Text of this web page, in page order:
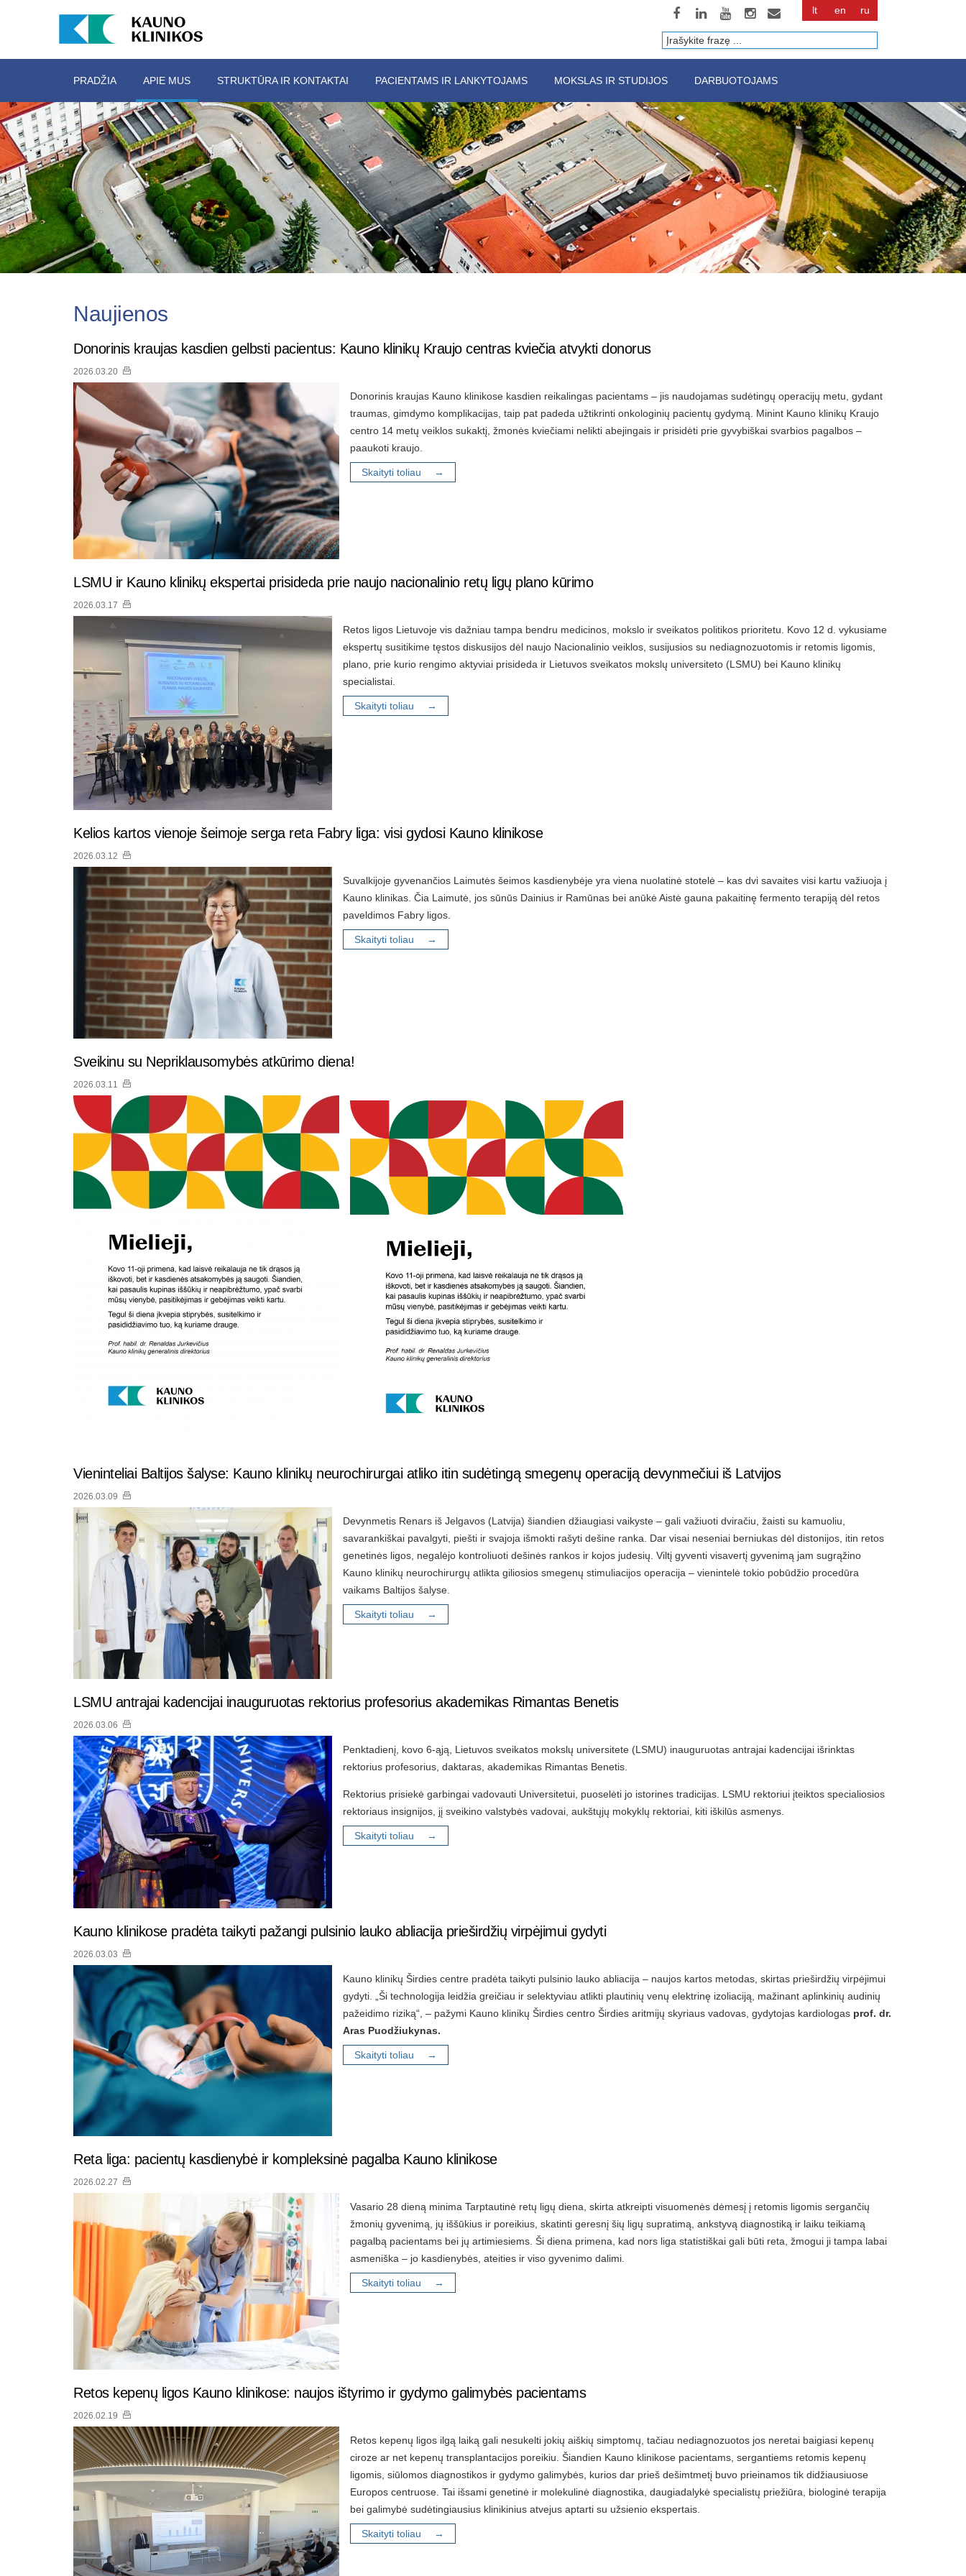
lt en ru
Paieška
PRADŽIA APIE MUS STRUKTŪRA IR KONTAKTAI PACIENTAMS IR LANKYTOJAMS MOKSLAS IR STUDIJOS DARBUOTOJAMS
Naujienos
Donorinis kraujas kasdien gelbsti pacientus: Kauno klinikų Kraujo centras kviečia atvykti donorus
2026.03.20
Donorinis kraujas Kauno klinikose kasdien reikalingas pacientams – jis naudojamas sudėtingų operacijų metu, gydant
traumas, gimdymo komplikacijas, taip pat padeda užtikrinti onkologinių pacientų gydymą. Minint Kauno klinikų Kraujo
centro 14 metų veiklos sukaktį, žmonės kviečiami nelikti abejingais ir prisidėti prie gyvybiškai svarbios pagalbos –
paaukoti kraujo.
Skaityti toliau →
LSMU ir Kauno klinikų ekspertai prisideda prie naujo nacionalinio retų ligų plano kūrimo
2026.03.17
Retos ligos Lietuvoje vis dažniau tampa bendru medicinos, mokslo ir sveikatos politikos prioritetu. Kovo 12 d. vykusiame
ekspertų susitikime tęstos diskusijos dėl naujo Nacionalinio veiklos, susijusios su nediagnozuotomis ir retomis ligomis,
plano, prie kurio rengimo aktyviai prisideda ir Lietuvos sveikatos mokslų universiteto (LSMU) bei Kauno klinikų
specialistai.
Skaityti toliau →
Kelios kartos vienoje šeimoje serga reta Fabry liga: visi gydosi Kauno klinikose
2026.03.12
Suvalkijoje gyvenančios Laimutės šeimos kasdienybėje yra viena nuolatinė stotelė – kas dvi savaites visi kartu važiuoja į
Kauno klinikas. Čia Laimutė, jos sūnūs Dainius ir Ramūnas bei anūkė Aistė gauna pakaitinę fermento terapiją dėl retos
paveldimos Fabry ligos.
Skaityti toliau →
Sveikinu su Nepriklausomybės atkūrimo diena!
2026.03.11
Vieninteliai Baltijos šalyse: Kauno klinikų neurochirurgai atliko itin sudėtingą smegenų operaciją devynmečiui iš Latvijos
2026.03.09
Devynmetis Renars iš Jelgavos (Latvija) šiandien džiaugiasi vaikyste – gali važiuoti dviračiu, žaisti su kamuoliu,
savarankiškai pavalgyti, piešti ir svajoja išmokti rašyti dešine ranka. Dar visai neseniai berniukas dėl distonijos, itin retos
genetinės ligos, negalėjo kontroliuoti dešinės rankos ir kojos judesių. Viltį gyventi visavertį gyvenimą jam sugrąžino
Kauno klinikų neurochirurgų atlikta giliosios smegenų stimuliacijos operacija – vienintelė tokio pobūdžio procedūra
vaikams Baltijos šalyse.
Skaityti toliau →
LSMU antrajai kadencijai inauguruotas rektorius profesorius akademikas Rimantas Benetis
2026.03.06
Penktadienį, kovo 6-ąją, Lietuvos sveikatos mokslų universitete (LSMU) inauguruotas antrajai kadencijai išrinktas
rektorius profesorius, daktaras, akademikas Rimantas Benetis.
Rektorius prisiekė garbingai vadovauti Universitetui, puoselėti jo istorines tradicijas. LSMU rektoriui įteiktos specialiosios
rektoriaus insignijos, jį sveikino valstybės vadovai, aukštųjų mokyklų rektoriai, kiti iškilūs asmenys.
Skaityti toliau →
Kauno klinikose pradėta taikyti pažangi pulsinio lauko abliacija prieširdžių virpėjimui gydyti
2026.03.03
Kauno klinikų Širdies centre pradėta taikyti pulsinio lauko abliacija – naujos kartos metodas, skirtas prieširdžių virpėjimui
gydyti. „Ši technologija leidžia greičiau ir selektyviau atlikti plautinių venų elektrinę izoliaciją, mažinant aplinkinių audinių
pažeidimo riziką“, – pažymi Kauno klinikų Širdies centro Širdies aritmijų skyriaus vadovas, gydytojas kardiologas prof. dr.
Aras Puodžiukynas.
Skaityti toliau →
Reta liga: pacientų kasdienybė ir kompleksinė pagalba Kauno klinikose
2026.02.27
Vasario 28 dieną minima Tarptautinė retų ligų diena, skirta atkreipti visuomenės dėmesį į retomis ligomis sergančių
žmonių gyvenimą, jų iššūkius ir poreikius, skatinti geresnį šių ligų supratimą, ankstyvą diagnostiką ir laiku teikiamą
pagalbą pacientams bei jų artimiesiems. Ši diena primena, kad nors liga statistiškai gali būti reta, žmogui ji tampa labai
asmeniška – jo kasdienybės, ateities ir viso gyvenimo dalimi.
Skaityti toliau →
Retos kepenų ligos Kauno klinikose: naujos ištyrimo ir gydymo galimybės pacientams
2026.02.19
Retos kepenų ligos ilgą laiką gali nesukelti jokių aiškių simptomų, tačiau nediagnozuotos jos neretai baigiasi kepenų
ciroze ar net kepenų transplantacijos poreikiu. Šiandien Kauno klinikose pacientams, sergantiems retomis kepenų
ligomis, siūlomos diagnostikos ir gydymo galimybės, kurios dar prieš dešimtmetį buvo prieinamos tik didžiausiuose
Europos centruose. Tai išsami genetinė ir molekulinė diagnostika, daugiadalykė specialistų priežiūra, biologinė terapija
bei galimybė sudėtingiausius klinikinius atvejus aptarti su užsienio ekspertais.
Skaityti toliau →